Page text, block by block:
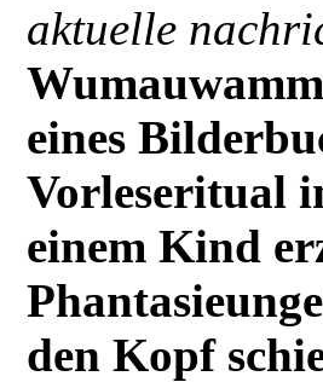
aktuelle
eines
Vorleseritual
einem Kind
den Kopf